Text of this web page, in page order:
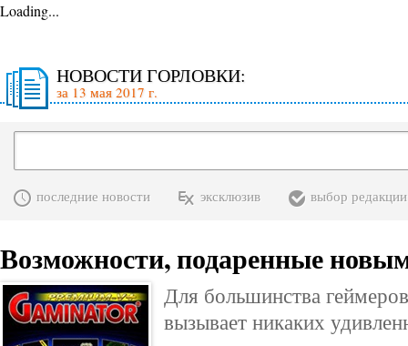
Loading...
НОВОСТИ ГОРЛОВКИ:
за 13 мая 2017 г.
последние новости эксклюзив выбор редакции
Возможности, подаренные
Для большинства
вызывает никаких